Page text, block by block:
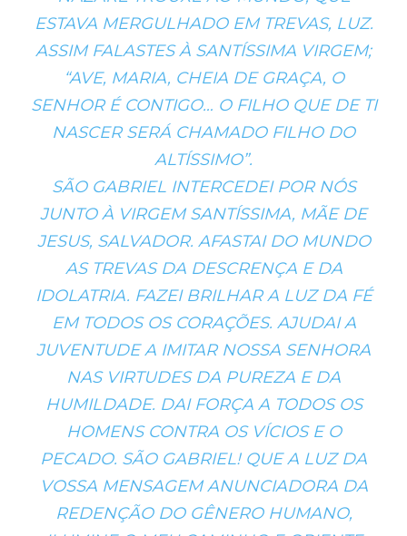
ESTAVA MERGULHADO EM TREVAS, LUZ.
ASSIM FALASTES À SANTÍSSIMA VIRGEM;
“AVE, MARIA, CHEIA DE GRAÇA, O
SENHOR É CONTIGO… O FILHO QUE DE TI
NASCER SERÁ CHAMADO FILHO DO
ALTÍSSIMO”.
SÃO GABRIEL INTERCEDEI POR NÓS
JUNTO À VIRGEM SANTÍSSIMA, MÃE DE
JESUS, SALVADOR. AFASTAI DO MUNDO
AS TREVAS DA DESCRENÇA E DA
IDOLATRIA. FAZEI BRILHAR A LUZ DA FÉ
EM TODOS OS CORAÇÕES. AJUDAI A
JUVENTUDE A IMITAR NOSSA SENHORA
NAS VIRTUDES DA PUREZA E DA
HUMILDADE. DAI FORÇA A TODOS OS
HOMENS CONTRA OS VÍCIOS E O
PECADO. SÃO GABRIEL! QUE A LUZ DA
VOSSA MENSAGEM ANUNCIADORA DA
REDENÇÃO DO GÊNERO HUMANO,